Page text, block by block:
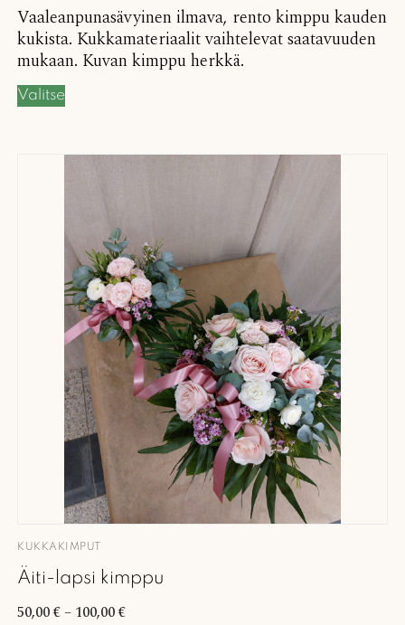
Vaaleanpunasävyinen ilmava, rento kimppu kauden
kukista. Kukkamateriaalit vaihtelevat saatavuuden
mukaan. Kuvan kimppu herkkä.
Valitse
KUKKAKIMPUT
Äiti-lapsi kimppu
50,00€– 100,00€